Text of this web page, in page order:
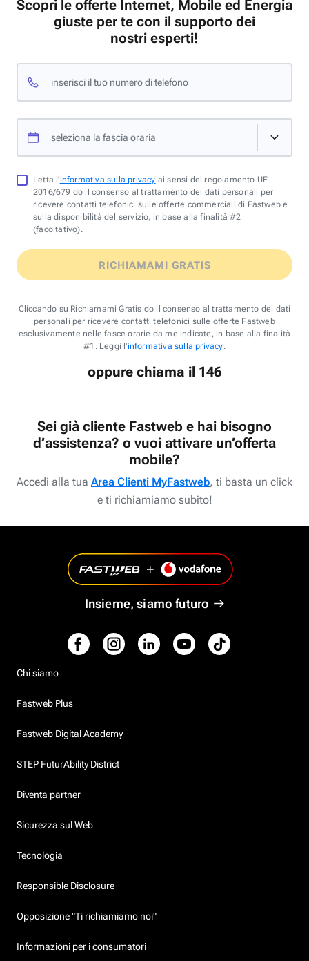
Scopri le offerte Internet, Mobile ed Energia
giuste per te con il supporto dei
nostri esperti!
inserisci il tuo numero di telefono
seleziona la fascia oraria
Letta l'informativa sulla privacy ai sensi del regolamento UE
2016/679 do il consenso al trattamento dei dati personali per
ricevere contatti telefonici sulle offerte commerciali di Fastweb e
sulla disponibilità del servizio, in base alla finalità #2
(facoltativo).
RICHIAMAMI GRATIS
Cliccando su Richiamami Gratis do il consenso al trattamento dei dati
personali per ricevere contatti telefonici sulle offerte Fastweb
esclusivamente nelle fasce orarie da me indicate, in base alla finalità
#1. Leggi l'informativa sulla privacy.
oppure chiama il 146
Sei già cliente Fastweb e hai bisogno
d’assistenza? o vuoi attivare un’offerta
mobile?
Accedi alla tua Area Clienti MyFastweb, ti basta un click
e ti richiamiamo subito!
Insieme, siamo futuro
Chi siamo
Fastweb Plus
Fastweb Digital Academy
STEP FuturAbility District
Diventa partner
Sicurezza sul Web
Tecnologia
Responsible Disclosure
Opposizione "Ti richiamiamo noi"
Informazioni per i consumatori